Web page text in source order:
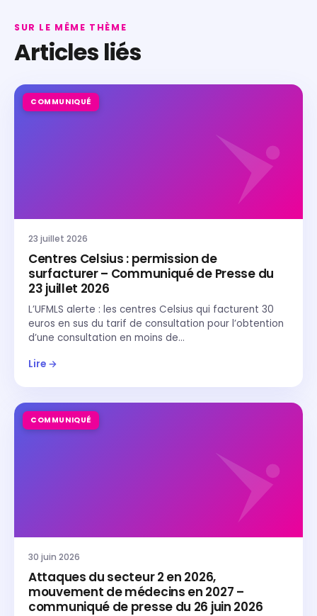
SUR LE MÊME THÈME
Articles liés
COMMUNIQUÉ
23 juillet 2026
Centres Celsius : permission de
surfacturer – Communiqué de Presse du
23 juillet 2026
L’UFMLS alerte : les centres Celsius qui facturent 30
euros en sus du tarif de consultation pour l’obtention
d’une consultation en moins de…
Lire →
COMMUNIQUÉ
30 juin 2026
Attaques du secteur 2 en 2026,
mouvement de médecins en 2027 –
communiqué de presse du 26 juin 2026